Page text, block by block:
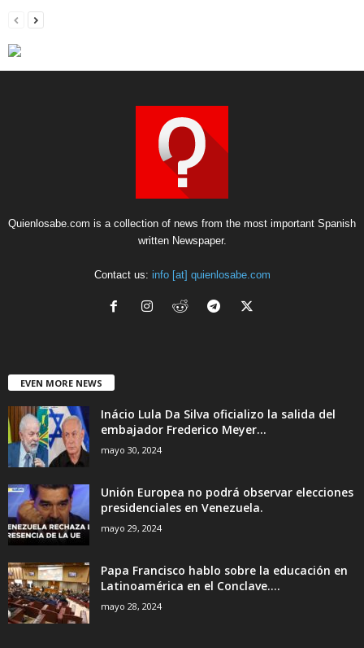
Quienlosabe.com is a collection of news from the most important Spanish
written Newspaper.
Contact us: info [at] quienlosabe.com
EVEN MORE NEWS
Inácio Lula Da Silva oficializo la salida del
embajador Frederico Meyer...
mayo 30, 2024
Unión Europea no podrá observar elecciones
presidenciales en Venezuela.
mayo 29, 2024
Papa Francisco hablo sobre la educación en
Latinoamérica en el Conclave....
mayo 28, 2024